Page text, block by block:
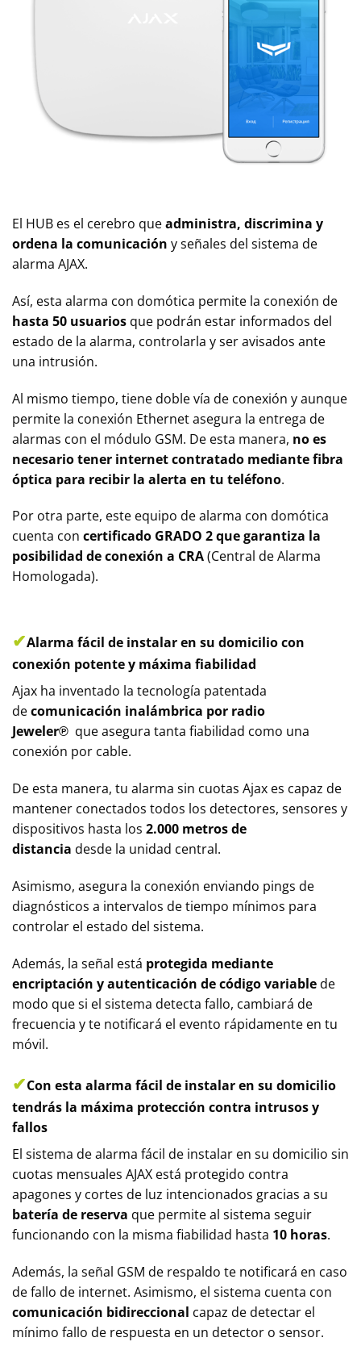
El HUB es el cerebro queadministra, discrimina y
ordena la comunicación y señales del sistema de
alarma AJAX.
Así, esta alarma con domótica permite la conexión de
hasta 50 usuarios que podrán estar informados del
estado de la alarma, controlarla y ser avisados ante
una intrusión.
Al mismo tiempo, tiene doble vía de conexión y aunque
permite la conexión Ethernet asegura la entrega de
alarmas con el módulo GSM. De esta manera, no es
necesario tener internet contratado mediante fibra
óptica para recibir la alerta en tu teléfono.
Por otra parte, este equipo de alarma con domótica
cuenta con certificado GRADO 2 que garantiza la
posibilidad de conexión a CRA(Central de Alarma
Homologada).
✔Alarma fácil de instalar en su domicilio con
conexión potente y máxima fiabilidad
Ajax ha inventado la tecnología patentada
decomunicación inalámbrica por radio
Jeweler℗ que asegura tanta fiabilidad como una
conexión por cable.
De esta manera, tu alarma sin cuotas Ajax es capaz de
mantener conectados todos los detectores, sensores y
dispositivos hasta los 2.000 metros de
distancia desde la unidad central.
Asimismo, asegura la conexión enviando pings de
diagnósticos a intervalos de tiempo mínimos para
controlar el estado del sistema.
Además, la señal está protegida mediante
encriptación y autenticación de código variablede
modo que si el sistema detecta fallo, cambiará de
frecuencia y te notificará el evento rápidamente en tu
móvil.
✔Con esta alarma fácil de instalar en su domicilio
tendrás la máxima protección contra intrusos y
fallos
El sistema de alarma fácil de instalar en su domicilio sin
cuotas mensuales AJAX está protegido contra
apagones y cortes de luz intencionados gracias a su
batería de reserva que permite al sistema seguir
funcionando con la misma fiabilidad hasta 10 horas.
Además, la señal GSM de respaldo te notificará en caso
de fallo de internet. Asimismo, el sistema cuenta con
comunicación bidireccional capaz de detectar el
mínimo fallo de respuesta en un detector o sensor.